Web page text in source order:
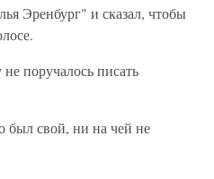
Эренбург" и сказал, чтобы
поручалось писать
был свой, ни на чей не